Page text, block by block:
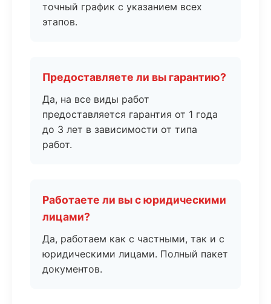
точный график с указанием всех
этапов.
Предоставляете ли вы гарантию?
Да, на все виды работ
предоставляется гарантия от 1 года
до 3 лет в зависимости от типа
работ.
Работаете ли вы с юридическими
лицами?
Да, работаем как с частными, так и с
юридическими лицами. Полный пакет
документов.